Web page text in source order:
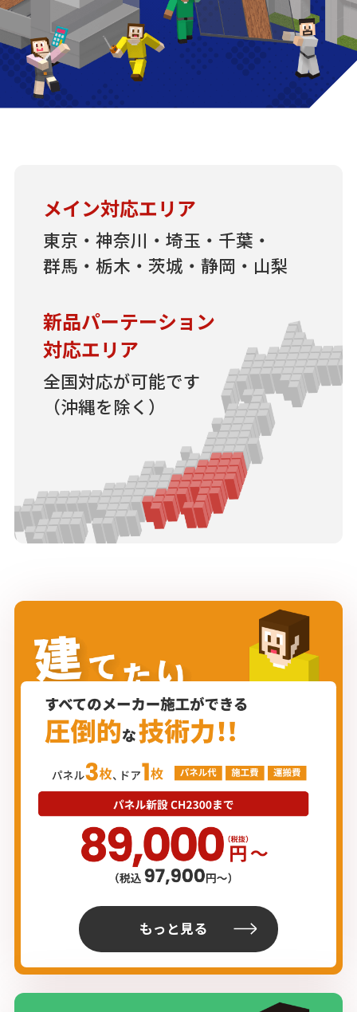
メイン対応エリア
東京・神奈川・埼玉・千葉・
群馬・栃木・茨城・静岡・山梨
新品パーテーション
対応エリア
全国対応が可能です
（沖縄を除く）
もっと見る